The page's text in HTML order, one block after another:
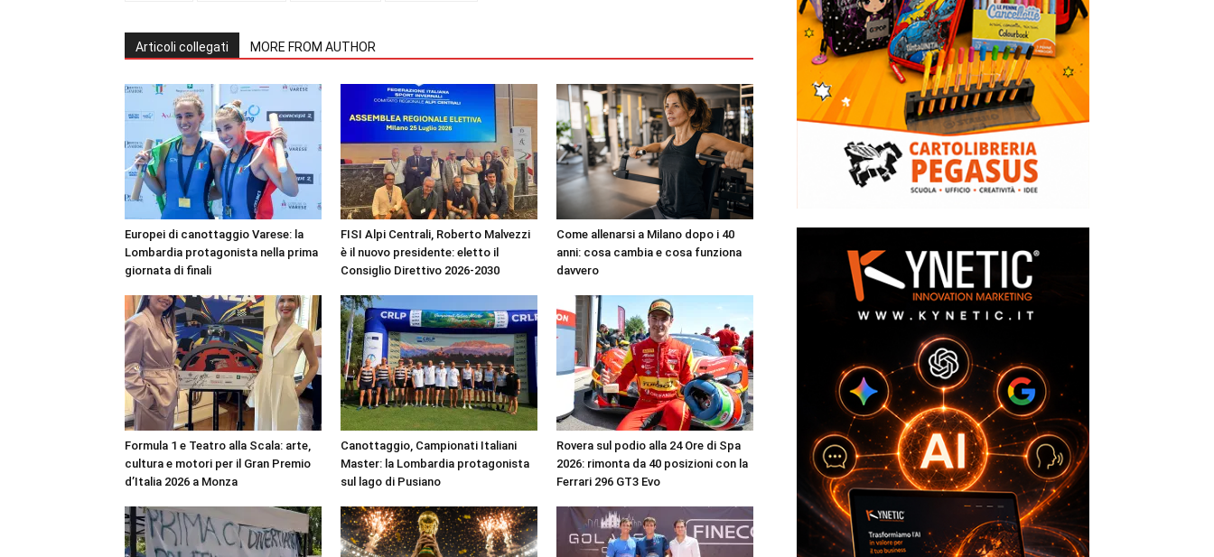
Articoli collegati MORE FROM AUTHOR
Europei di canottaggio Varese: la
Lombardia protagonista nella prima
giornata di finali
FISI Alpi Centrali, Roberto Malvezzi
è il nuovo presidente: eletto il
Consiglio Direttivo 2026-2030
Come allenarsi a Milano dopo i 40
anni: cosa cambia e cosa funziona
davvero
Formula 1 e Teatro alla Scala: arte,
cultura e motori per il Gran Premio
d’Italia 2026 a Monza
Canottaggio, Campionati Italiani
Master: la Lombardia protagonista
sul lago di Pusiano
Rovera sul podio alla 24 Ore di Spa
2026: rimonta da 40 posizioni con la
Ferrari 296 GT3 Evo